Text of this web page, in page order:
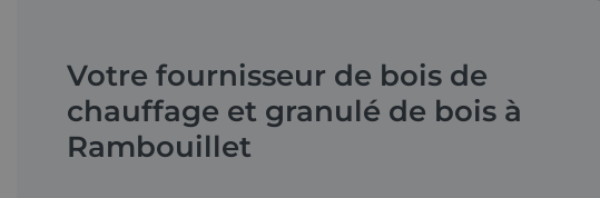
Votre fournisseur de bois de
chauffage et granulé de bois à
Rambouillet